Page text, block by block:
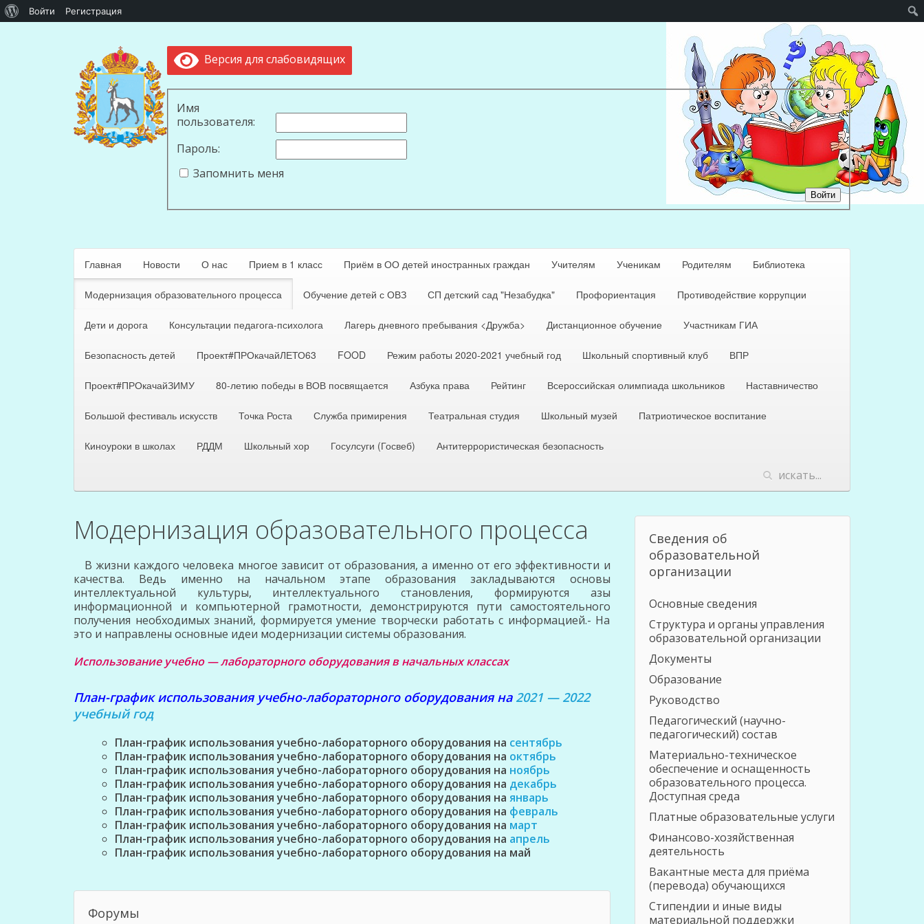
Версия для слабовидящих
Имя
пользователя:
Пароль:
Запомнить меня
Войти
Главная Новости О нас Прием в 1 класс Приём в ОО детей иностранных граждан Учителям Ученикам Родителям Библиотека
Модернизация образовательного процесса Обучение детей с ОВЗ СП детский сад "Незабудка" Профориентация Противодействие коррупции
Дети и дорога Консультации педагога-психолога Лагерь дневного пребывания <Дружба> Дистанционное обучение Участникам ГИА
Безопасность детей Проект#ПРОкачайЛЕТО63 FOOD Режим работы 2020-2021 учебный год Школьный спортивный клуб ВПР
Проект#ПРОкачайЗИМУ 80-летию победы в ВОВ посвящается Азбука права Рейтинг Всероссийская олимпиада школьников Наставничество
Большой фестиваль искусств Точка Роста Служба примирения Театральная студия Школьный музей Патриотическое воспитание
Киноуроки в школах РДДМ Школьный хор Госулсуги (Госвеб) Антитеррористическая безопасность
Модернизация образовательного процесса
В жизни каждого человека многое зависит от образования, а именно от его эффективности и
качества. Ведь именно на начальном этапе образования закладываются основы
интеллектуальной культуры, интеллектуального становления, формируются азы
информационной и компьютерной грамотности, демонстрируются пути самостоятельного
получения необходимых знаний, формируется умение творчески работать с информацией.- На
это и направлены основные идеи модернизации системы образования.
Использование учебно — лабораторного оборудования в начальных классах
План-график использования учебно-лабораторного оборудования на 2021 — 2022
учебный год
План-график использования учебно-лабораторного оборудования на сентябрь
План-график использования учебно-лабораторного оборудования на октябрь
План-график использования учебно-лабораторного оборудования на ноябрь
План-график использования учебно-лабораторного оборудования на декабрь
План-график использования учебно-лабораторного оборудования на январь
План-график использования учебно-лабораторного оборудования на февраль
План-график использования учебно-лабораторного оборудования на март
План-график использования учебно-лабораторного оборудования на апрель
План-график использования учебно-лабораторного оборудования на май
Форумы
Сведения об
образовательной
организации
Основные сведения
Структура и органы управления
образовательной организации
Документы
Образование
Руководство
Педагогический (научно-
педагогический) состав
Материально-техническое
обеспечение и оснащенность
образовательного процесса.
Доступная среда
Платные образовательные услуги
Финансово-хозяйственная
деятельность
Вакантные места для приёма
(перевода) обучающихся
Стипендии и иные виды
материальной поддержки
Войти Регистрация